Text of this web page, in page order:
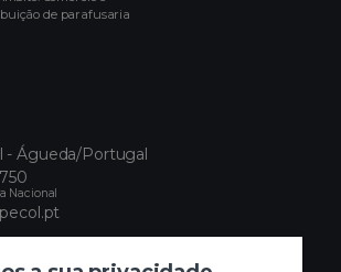
de parafusaria
- Águeda/Portugal
Nacional